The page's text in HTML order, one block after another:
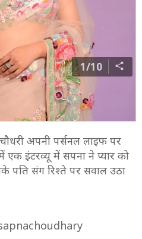
1/10
चौधरी अपनी पर्सनल लाइफ पर
एक इंटरव्यू में सपना ने प्यार को
पति संग रिश्ते पर सवाल उठा